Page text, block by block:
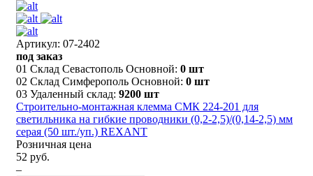
Артикул: 07-2402
под заказ
01 Склад Севастополь Основной: 0 шт
02 Склад Симферополь Основной: 0 шт
03 Удаленный склад: 9200 шт
Строительно-монтажная клемма СМК 224-201 для
светильника на гибкие проводники (0,2-2,5)/(0,14-2,5) мм
серая (50 шт./уп.) REXANT
Розничная цена
52 руб.
–